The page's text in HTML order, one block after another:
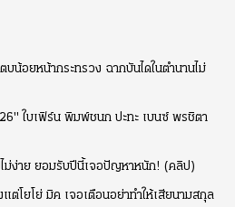
บน้อยหน้ากระทรวง ฉากบันไดในตำนานไม่
ใบเฟิร์น พิมพ์ชนก ปะทะ เบนซ์ พรชิตา
ม่ง่าย ยอมรับปีนี้เจอปัญหาหนัก! (คลิป)
ต่โยโย่ มิค เจอเตือนอย่าทำให้เสียนามสกุล